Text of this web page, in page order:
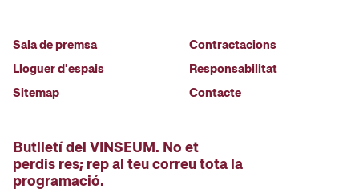
Sala de premsa
Lloguer d'espais
Sitemap
Contractacions
Responsabilitat
Contacte
Butlletí del VINSEUM. No et
perdis res; rep al teu correu tota la
programació.